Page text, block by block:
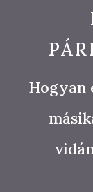
Hogyan